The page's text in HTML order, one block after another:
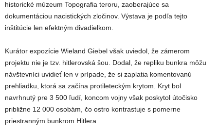
historické múzeum Topografia teroru, zaoberajúce sa
dokumentáciou nacistických zločinov. Výstava je podľa tejto
inštitúcie len efektným divadielkom.
Kurátor expozície Wieland Giebel však uviedol, že zámerom
projektu nie je tzv. hitlerovská šou. Dodal, že repliku bunkra môžu
návštevníci uvidieť len v prípade, že si zaplatia komentovanú
prehliadku, ktorá sa začína protileteckým krytom. Kryt bol
navrhnutý pre 3 500 ľudí, koncom vojny však poskytol útočisko
približne 12 000 osobám, čo ostro kontrastuje s pomerne
priestranným bunkrom Hitlera